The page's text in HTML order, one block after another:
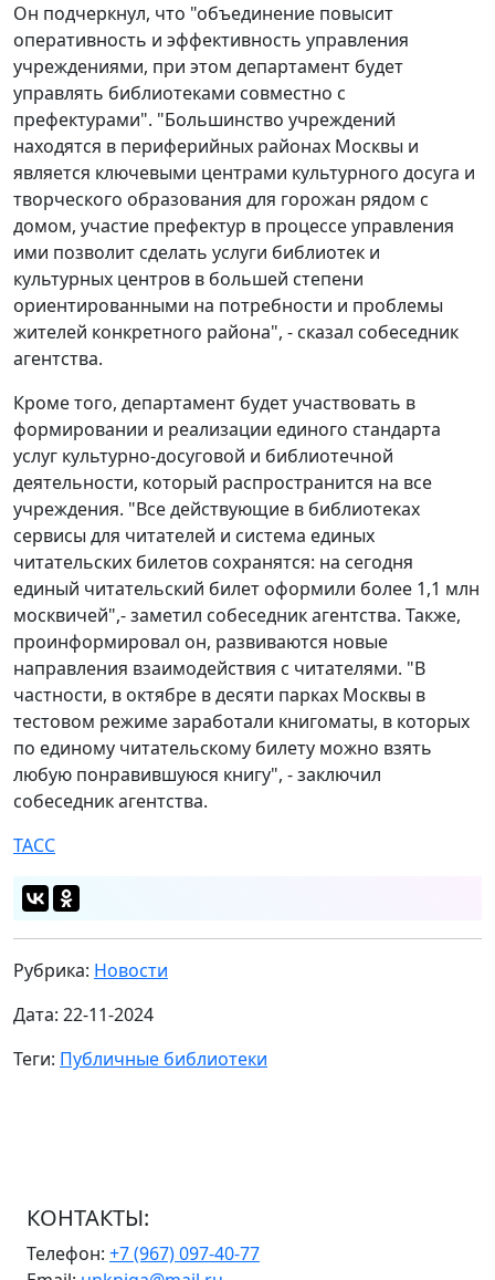
Он подчеркнул, что "объединение повысит
оперативность и эффективность управления
учреждениями, при этом департамент будет
управлять библиотеками совместно с
префектурами". "Большинство учреждений
находятся в периферийных районах Москвы и
является ключевыми центрами культурного досуга и
творческого образования для горожан рядом с
домом, участие префектур в процессе управления
ими позволит сделать услуги библиотек и
культурных центров в большей степени
ориентированными на потребности и проблемы
жителей конкретного района", - сказал собеседник
агентства.
Кроме того, департамент будет участвовать в
формировании и реализации единого стандарта
услуг культурно-досуговой и библиотечной
деятельности, который распространится на все
учреждения. "Все действующие в библиотеках
сервисы для читателей и система единых
читательских билетов сохранятся: на сегодня
единый читательский билет оформили более 1,1 млн
москвичей",- заметил собеседник агентства. Также,
проинформировал он, развиваются новые
направления взаимодействия с читателями. "В
частности, в октябре в десяти парках Москвы в
тестовом режиме заработали книгоматы, в которых
по единому читательскому билету можно взять
любую понравившуюся книгу", - заключил
собеседник агентства.
ТАСС
Рубрика: Новости
Дата: 22-11-2024
Теги: Публичные библиотеки
КОНТАКТЫ:
Телефон: +7 (967) 097-40-77